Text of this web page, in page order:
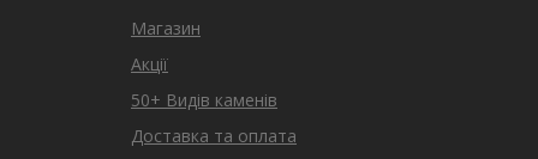
Магазин
Акції
50+ Видів каменів
Доставка та оплата